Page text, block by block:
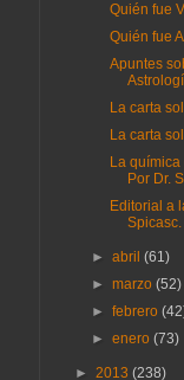
Quién fue
Quién fue
Apuntes
La carta
La carta
La
Por Dr.
Editorial a
Spicasc.
►abril(61)
►marzo(52)
►febrero
►enero(73)
► 2013 (238)